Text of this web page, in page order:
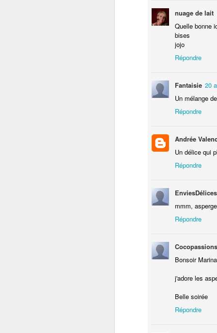
nuage de lait
Quelle bonne
bises
jojo
Répondre
Fantaisie 20
Un mélange
Répondre
Andrée
Un délice qui
Répondre
EnviesDélices
mmm,
Répondre
Cocopassions
Bonsoir
j'adore les
Belle soirée
Répondre